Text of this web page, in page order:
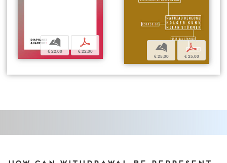
b
€ 22,00
p
€ 22,00 b
€ 25,00
p
€ 25,00